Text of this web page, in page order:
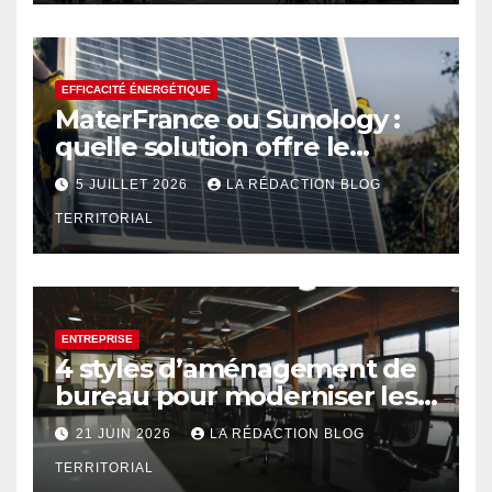
EFFICACITÉ ÉNERGÉTIQUE
MaterFrance ou Sunology :
quelle solution offre le
meilleur rendement ?
5 JUILLET 2026 LA RÉDACTION BLOG
TERRITORIAL
ENTREPRISE
4 styles d’aménagement de
bureau pour moderniser les
espaces professionnels
21 JUIN 2026 LA RÉDACTION BLOG
TERRITORIAL